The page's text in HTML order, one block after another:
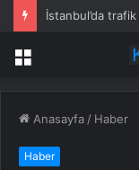
Menü
Anasayfa / Haber
Haber